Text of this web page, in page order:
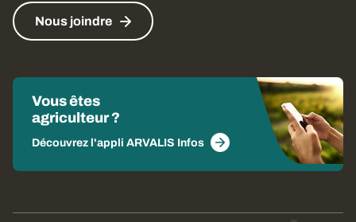
Nous joindre
Vous êtes
agriculteur ?
Découvrez l'appli ARVALIS Infos